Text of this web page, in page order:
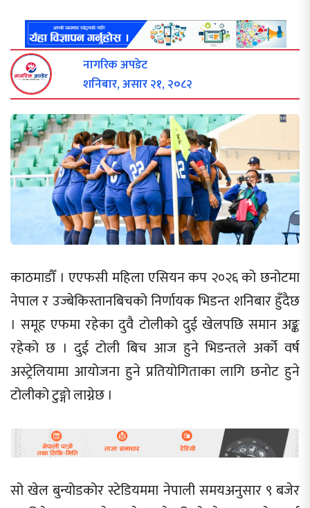
नागरिक अपडेट
शनिबार, असार २१, २०८२
काठमाडौँ । एएफसी महिला एसियन कप २०२६ को छनोटमा
नेपाल र उज्बेकिस्तानबिचको निर्णायक भिडन्त शनिबार हुँदैछ
। समूह एफमा रहेका दुवै टोलीको दुई खेलपछि समान अङ्क
रहेको छ । दुई टोली बिच आज हुने भिडन्तले अर्को वर्ष
अस्ट्रेलियामा आयोजना हुने प्रतियोगिताका लागि छनोट हुने
टोलीको टुङ्गो लाग्नेछ ।
सो खेल बुन्योडकोर स्टेडियममा नेपाली समयअनुसार ९ बजेर